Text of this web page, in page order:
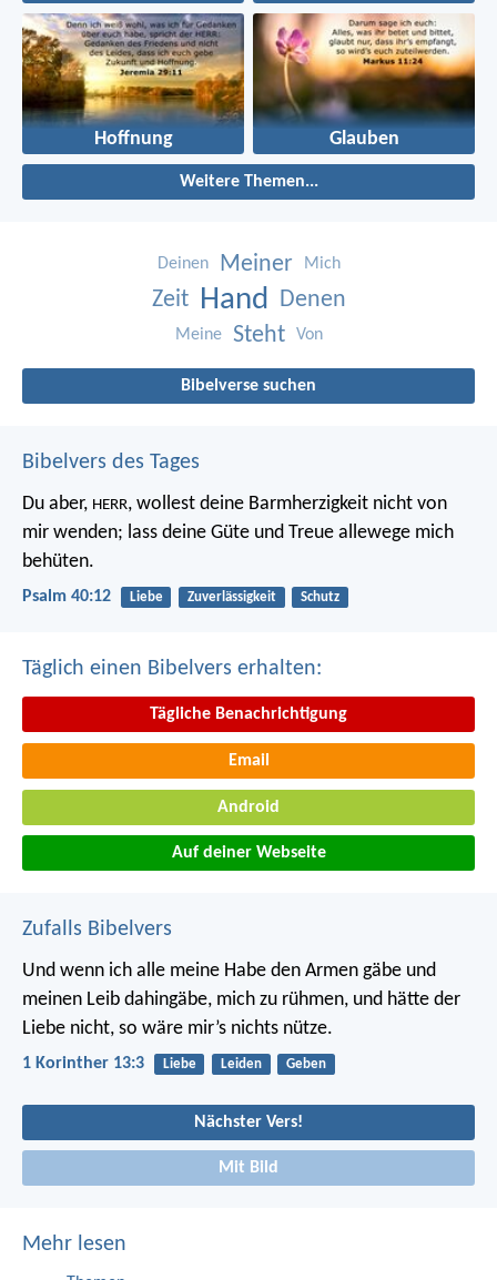
Hoffnung Glauben
Weitere Themen...
Deinen Meiner Mich
Zeit Hand Denen
Meine Steht Von
Bibelverse suchen
Bibelvers des Tages
Du aber, HERR, wollest deine Barmherzigkeit nicht von
mir wenden; lass deine Güte und Treue allewege mich
behüten.
Psalm 40:12 Liebe Zuverlässigkeit Schutz
Täglich einen Bibelvers erhalten:
Tägliche Benachrichtigung
Email
Android
Auf deiner Webseite
Zufalls Bibelvers
Und wenn ich alle meine Habe den Armen gäbe und
meinen Leib dahingäbe, mich zu rühmen, und hätte der
Liebe nicht, so wäre mir’s nichts nütze.
1 Korinther 13:3 Liebe Leiden Geben
Nächster Vers!
Mit Bild
Mehr lesen